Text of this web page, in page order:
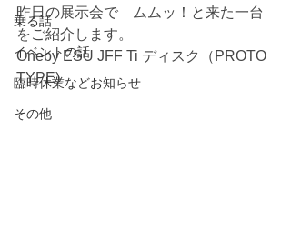
乗る話
イベントの話
臨時休業などお知らせ
その他
昨日の展示会で　ムムッ！と来た一台
をご紹介します。
Oneby ESU JFF Ti ディスク（PROTO
TYPE)